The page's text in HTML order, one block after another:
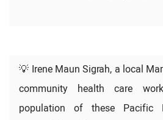
💡 Irene Maun Sigrah, a local
community health care
population of these Pacific